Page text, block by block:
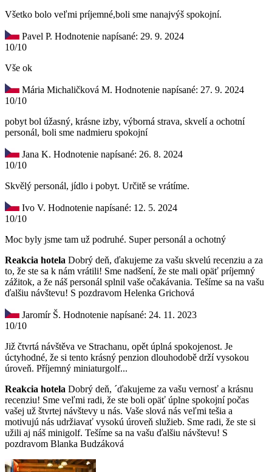
Všetko bolo veľmi príjemné,boli sme nanajvýš spokojní.
Pavel P. Hodnotenie napísané: 29. 9. 2024
10/10
Vše ok
Mária Michaličková M. Hodnotenie napísané: 27. 9. 2024
10/10
pobyt bol úžasný, krásne izby, výborná strava, skvelí a ochotní
personál, boli sme nadmieru spokojní
Jana K. Hodnotenie napísané: 26. 8. 2024
10/10
Skvělý personál, jídlo i pobyt. Určitě se vrátíme.
Ivo V. Hodnotenie napísané: 12. 5. 2024
10/10
Moc byly jsme tam už podruhé. Super personál a ochotný
Reakcia hotela Dobrý deň, ďakujeme za vašu skvelú recenziu a za
to, že ste sa k nám vrátili! Sme nadšení, že ste mali opäť príjemný
zážitok, a že náš personál splnil vaše očakávania. Tešíme sa na vašu
ďalšiu návštevu! S pozdravom Helenka Grichová
Jaromír Š. Hodnotenie napísané: 24. 11. 2023
10/10
Již čtvrtá návštěva ve Strachanu, opět úplná spokojenost. Je
úctyhodné, že si tento krásný penzion dlouhodobě drží vysokou
úroveň. Příjemný miniaturgolf...
Reakcia hotela Dobrý deň, ´ďakujeme za vašu vernosť a krásnu
recenziu! Sme veľmi radi, že ste boli opäť úplne spokojní počas
vašej už štvrtej návštevy u nás. Vaše slová nás veľmi tešia a
motivujú nás udržiavať vysokú úroveň služieb. Sme radi, že ste si
užili aj náš minigolf. Tešíme sa na vašu ďalšiu návštevu! S
pozdravom Blanka Budzáková